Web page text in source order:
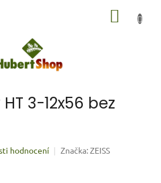
3-12x56 bez
hodnocení Značka:ZEISS